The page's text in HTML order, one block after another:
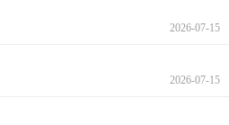
2026-07-15
2026-07-15